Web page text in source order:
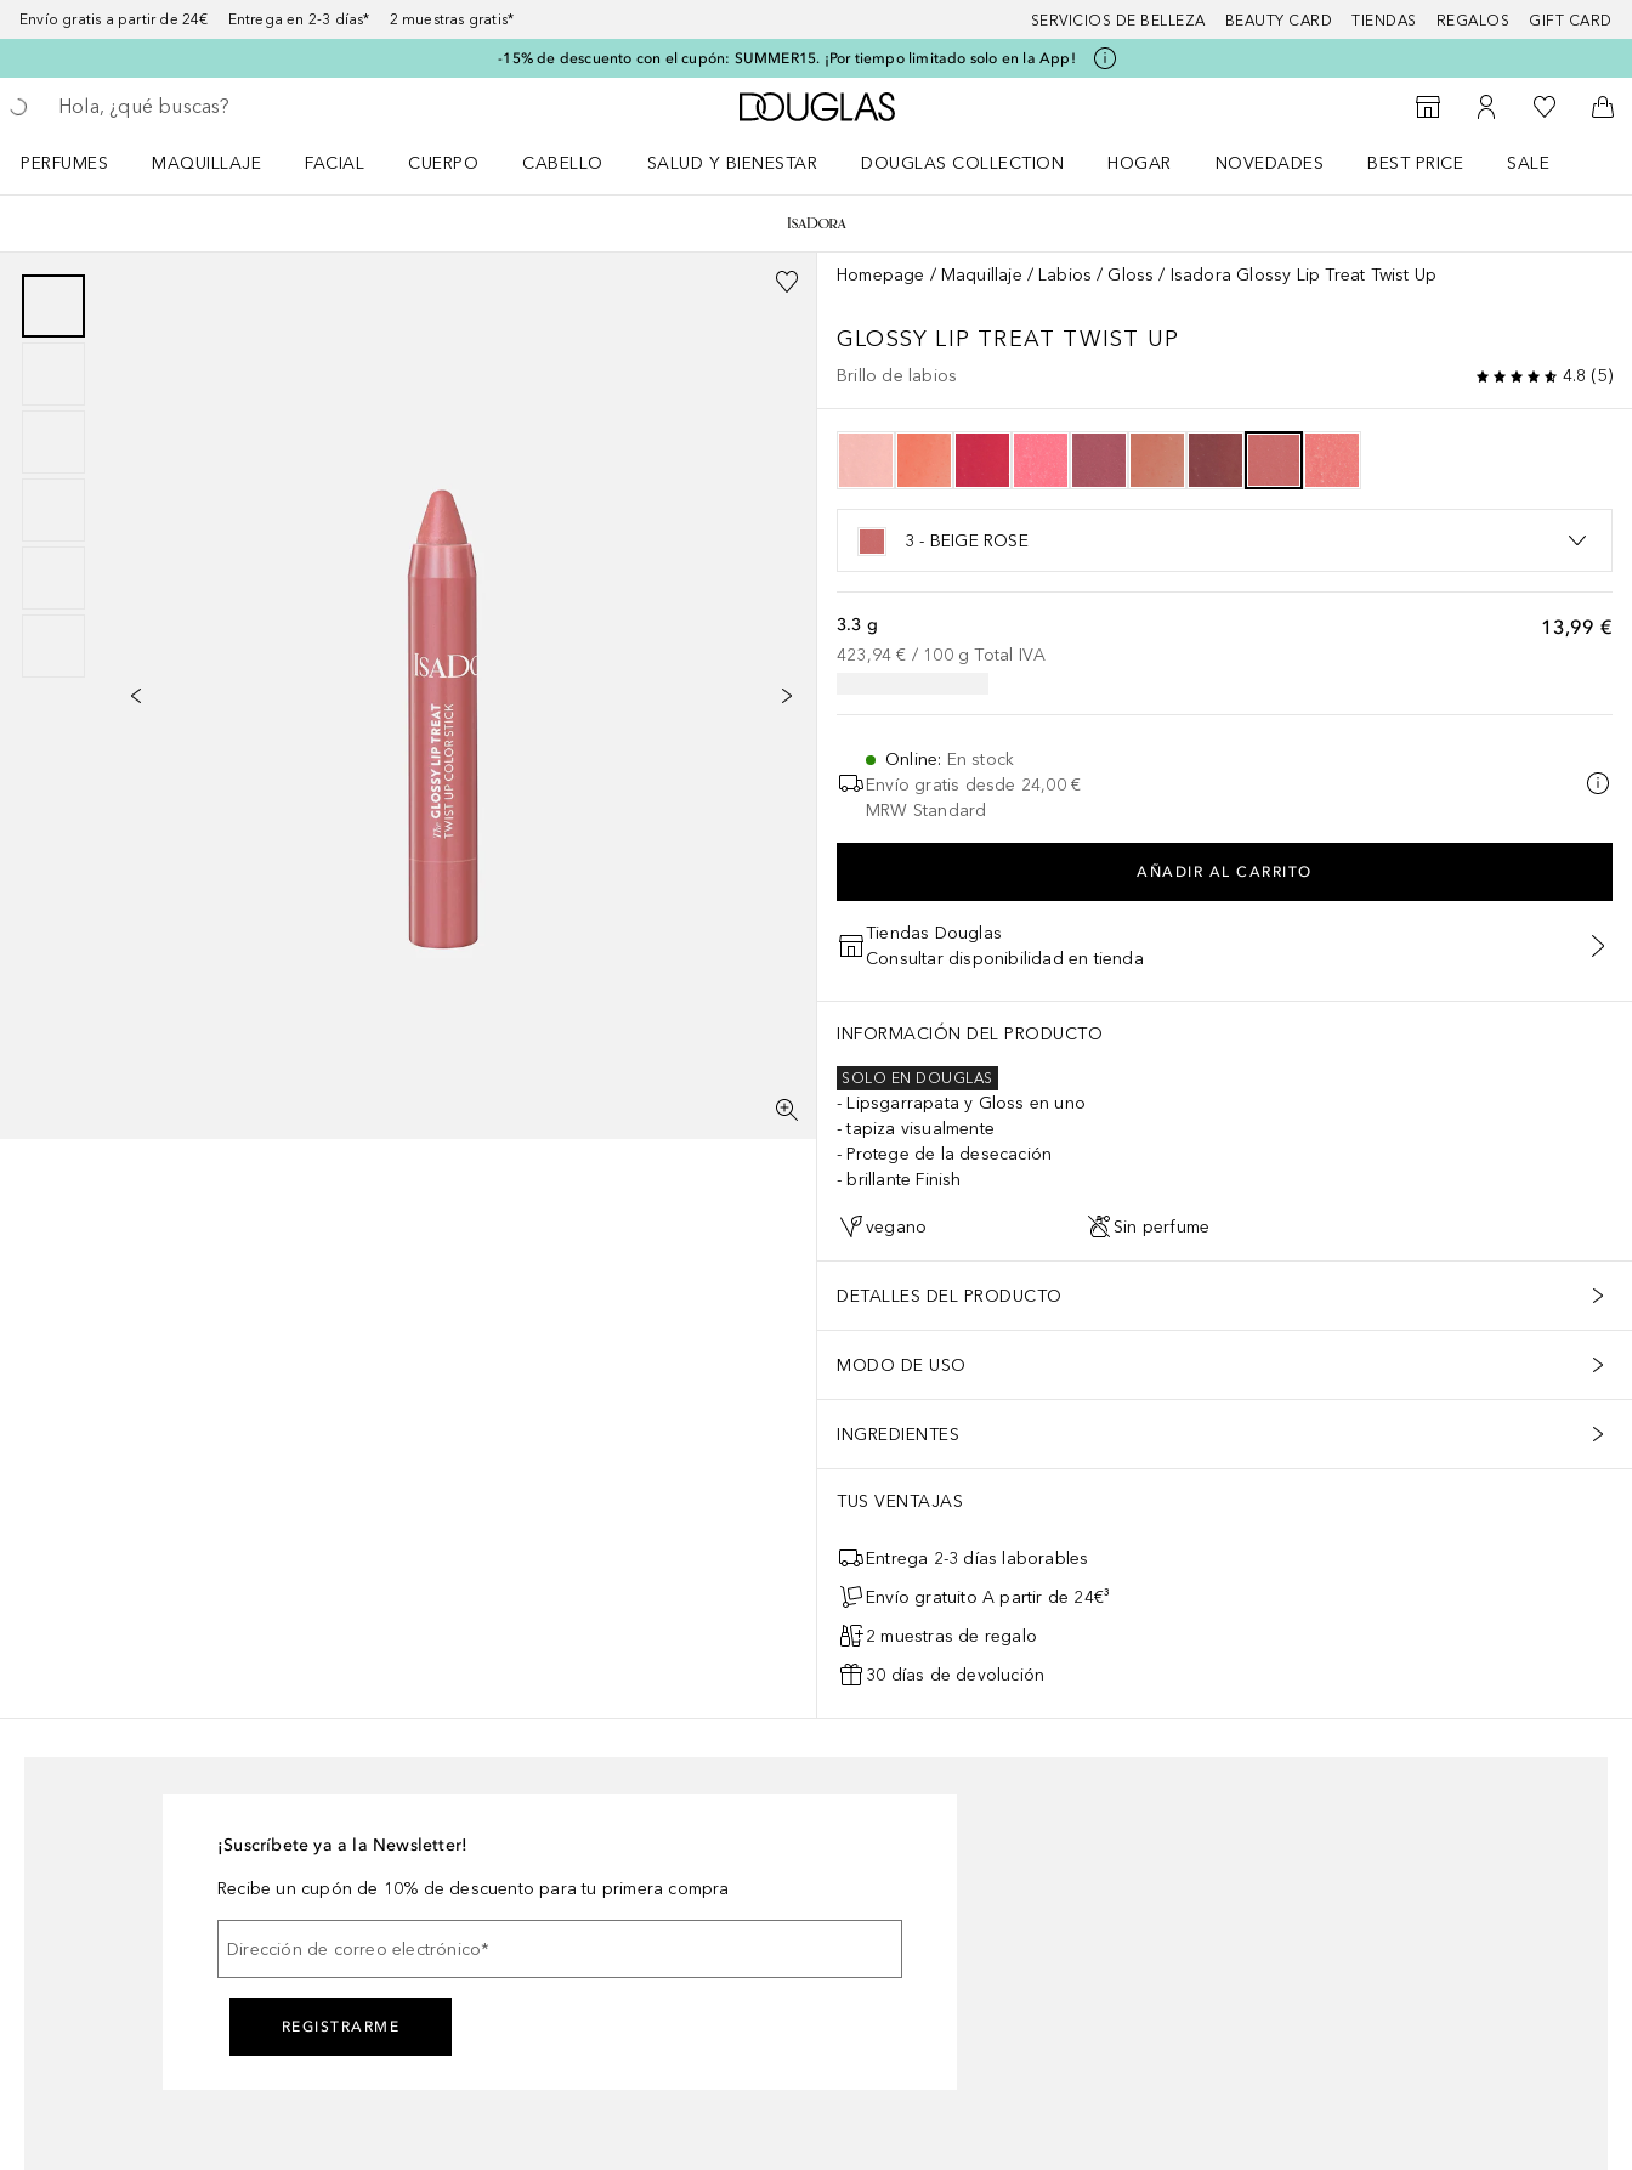
Envío gratis a partir de 24€ Entrega en 2-3 días* 2 muestras gratis* SERVICIOS DE BELLEZA BEAUTY CARD TIENDAS REGALOS GIFT CARD
-15% de descuento con el cupón: SUMMER15. ¡Por tiempo limitado solo en la App!
Regresar
Ejecutar búsqueda
A Douglas Home
Al Storefinder
Mi cuenta
Mi lista de
A
PERFUMES
MAQUILLAJE
FACIAL
CUERPO
CABELLO
SALUD Y BIENESTAR
DOUGLAS COLLECTION
HOGAR
NOVEDADES
BEST PRICE
SALE
Homepage Maquillaje Labios Gloss Isadora Glossy Lip Treat Twist Up
GLOSSY LIP TREAT TWIST UP
Brillo de labios 4.8 (5)
3 - BEIGE ROSE
13,99 €
3.3 g
423,94 € / 100 g Total IVA
Online: En stock
Envío gratis desde 24,00 €
MRW Standard
AÑADIR AL CARRITO
Tiendas Douglas
Consultar disponibilidad en tienda
INFORMACIÓN DEL PRODUCTO
SOLO EN DOUGLAS
Lipsgarrapata y Gloss en uno
tapiza visualmente
Protege de la desecación
brillante Finish
vegano Sin perfume
DETALLES DEL PRODUCTO
MODO DE USO
INGREDIENTES
TUS VENTAJAS
Entrega 2-3 días laborables
Envío gratuito A partir de 24€³
2 muestras de regalo
30 días de devolución
¡Suscríbete ya a la Newsletter!
Recibe un cupón de 10% de descuento para tu primera compra
Dirección de correo electrónico*
REGISTRARME